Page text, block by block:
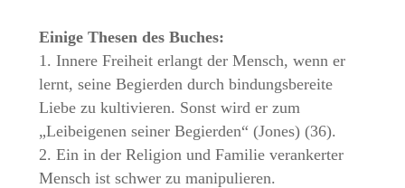
Einige Thesen des Buches:
1. Innere Freiheit erlangt der Mensch, wenn er
lernt, seine Begierden durch bindungsbereite
Liebe zu kultivieren. Sonst wird er zum
„Leibeigenen seiner Begierden“ (Jones) (36).
2. Ein in der Religion und Familie verankerter
Mensch ist schwer zu manipulieren.